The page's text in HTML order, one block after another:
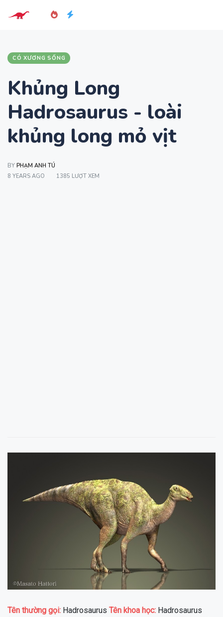
CÓ XƯƠNG SỐNG
Khủng Long
Hadrosaurus - loài
khủng long mỏ vịt
BY PHẠM ANH TÚ
8 YEARS AGO
1385 LƯỢT XEM
Tên thường gọi: Hadrosaurus Tên khoa học: Hadrosaurus